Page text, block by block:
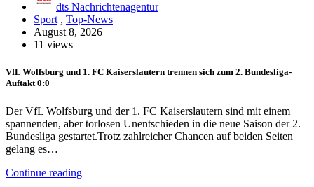
dts Nachrichtenagentur
Sport , Top-News
August 8, 2026
11 views
VfL Wolfsburg und 1. FC Kaiserslautern trennen sich zum 2. Bundesliga-
Auftakt 0:0
Der VfL Wolfsburg und der 1. FC Kaiserslautern sind mit einem
spannenden, aber torlosen Unentschieden in die neue Saison der 2.
Bundesliga gestartet.Trotz zahlreicher Chancen auf beiden Seiten
gelang es…
Continue reading